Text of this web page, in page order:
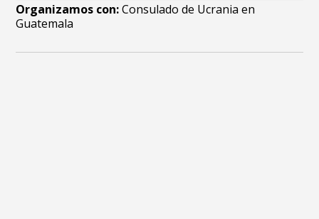
Organizamos con:Consulado de Ucrania en
Guatemala